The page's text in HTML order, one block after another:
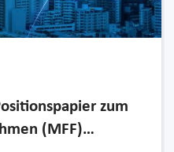
zum
(MFF)…